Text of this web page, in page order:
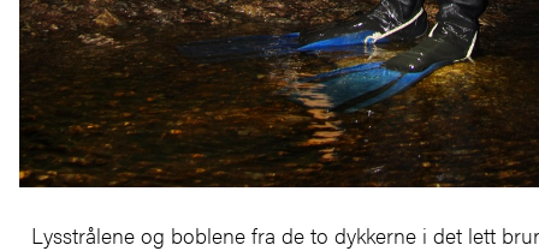
Lysstrålene og boblene fra de to dykkerne i det lett